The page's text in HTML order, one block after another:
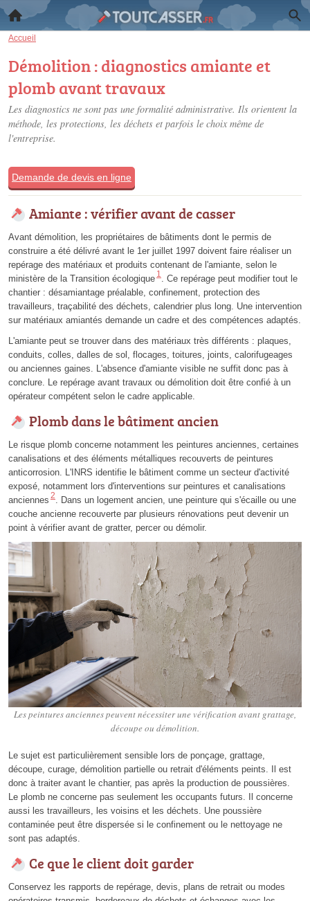
Accueil
Démolition : diagnostics amiante et
plomb avant travaux
Les diagnostics ne sont pas une formalité administrative. Ils orientent la
méthode, les protections, les déchets et parfois le choix même de
l'entreprise.
Demande de devis en ligne
Amiante : vérifier avant de casser
Avant démolition, les propriétaires de bâtiments dont le permis de
construire a été délivré avant le 1er juillet 1997 doivent faire réaliser un
repérage des matériaux et produits contenant de l'amiante, selon le
ministère de la Transition écologique 1. Ce repérage peut modifier tout le
chantier : désamiantage préalable, confinement, protection des
travailleurs, traçabilité des déchets, calendrier plus long. Une intervention
sur matériaux amiantés demande un cadre et des compétences adaptés.
L'amiante peut se trouver dans des matériaux très différents : plaques,
conduits, colles, dalles de sol, flocages, toitures, joints, calorifugeages
ou anciennes gaines. L'absence d'amiante visible ne suffit donc pas à
conclure. Le repérage avant travaux ou démolition doit être confié à un
opérateur compétent selon le cadre applicable.
Plomb dans le bâtiment ancien
Le risque plomb concerne notamment les peintures anciennes, certaines
canalisations et des éléments métalliques recouverts de peintures
anticorrosion. L'INRS identifie le bâtiment comme un secteur d'activité
exposé, notamment lors d'interventions sur peintures et canalisations
anciennes 2. Dans un logement ancien, une peinture qui s'écaille ou une
couche ancienne recouverte par plusieurs rénovations peut devenir un
point à vérifier avant de gratter, percer ou démolir.
Les peintures anciennes peuvent nécessiter une vérification avant grattage,
découpe ou démolition.
Le sujet est particulièrement sensible lors de ponçage, grattage,
découpe, curage, démolition partielle ou retrait d'éléments peints. Il est
donc à traiter avant le chantier, pas après la production de poussières.
Le plomb ne concerne pas seulement les occupants futurs. Il concerne
aussi les travailleurs, les voisins et les déchets. Une poussière
contaminée peut être dispersée si le confinement ou le nettoyage ne
sont pas adaptés.
Ce que le client doit garder
Conservez les rapports de repérage, devis, plans de retrait ou modes